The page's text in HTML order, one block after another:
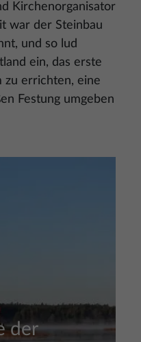
Kirchenorganisator
war der Steinbau
und so lud
ein, das erste
zu errichten, eine
Festung umgeben
der